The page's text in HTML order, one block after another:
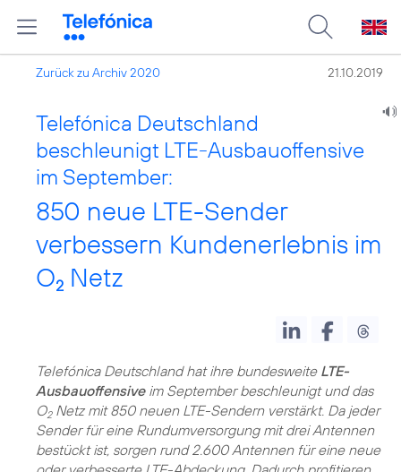
Zurück zu Archiv 2020 21.10.2019
Telefónica Deutschland
beschleunigt LTE-Ausbauoffensive
im September:
850 neue LTE-Sender
verbessern Kundenerlebnis im
O2 Netz
Telefónica Deutschland hat ihre bundesweite LTE-
Ausbauoffensiveim September beschleunigt und das
O2Netz mit 850 neuen LTE-Sendern verstärkt. Da jeder
Sender für eine Rundumversorgung mit drei Antennen
bestückt ist, sorgen rund 2.600 Antennen für eine neue